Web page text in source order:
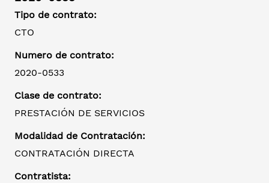
Tipo de contrato:
CTO
Numero de contrato:
2020-0533
Clase de contrato:
PRESTACIÓN DE SERVICIOS
Modalidad de Contratación:
CONTRATACIÓN DIRECTA
Contratista: